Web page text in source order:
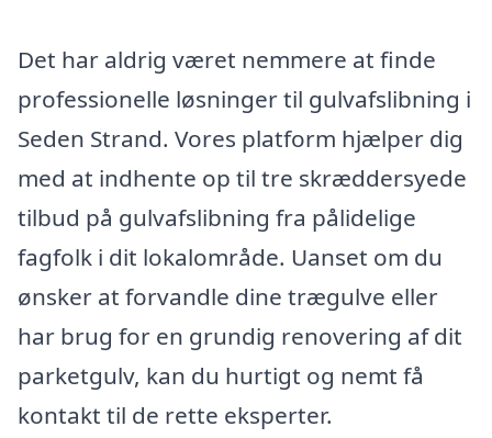
Det har aldrig været nemmere at finde
professionelle løsninger til gulvafslibning i
Seden Strand. Vores platform hjælper dig
med at indhente op til tre skræddersyede
tilbud på gulvafslibning fra pålidelige
fagfolk i dit lokalområde. Uanset om du
ønsker at forvandle dine trægulve eller
har brug for en grundig renovering af dit
parketgulv, kan du hurtigt og nemt få
kontakt til de rette eksperter.